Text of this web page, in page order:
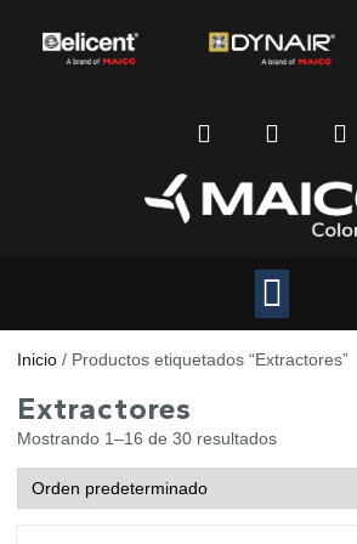
Inicio / Productos etiquetados “Extractores”
Extractores
Mostrando 1–16 de 30 resultados